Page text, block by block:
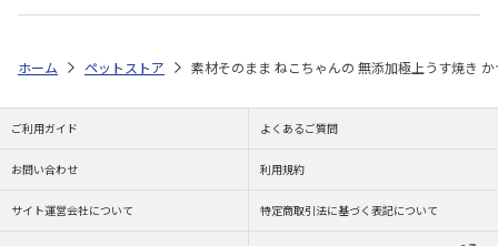
ホーム ペットストア 素材そのまま ねこちゃんの 無添加極上うす焼き
ご利用ガイド よくあるご質問
お問い合わせ 利用規約
サイト運営会社について 特定商取引法に基づく表記について